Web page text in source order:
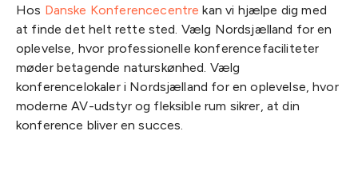
Hos Danske Konferencecentre kan vi hjælpe dig med
at finde det helt rette sted. Vælg Nordsjælland for en
oplevelse, hvor professionelle konferencefaciliteter
møder betagende naturskønhed. Vælg
konferencelokaler i Nordsjælland for en oplevelse, hvor
moderne AV-udstyr og fleksible rum sikrer, at din
konference bliver en succes.